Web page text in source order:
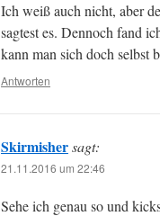
Ich weiß auch nicht, aber
sagtest es. Dennoch fand
kann man sich doch selbst
Antworten
Skirmishersagt:
21.11.2016 um 22:46
Sehe ich genau so und